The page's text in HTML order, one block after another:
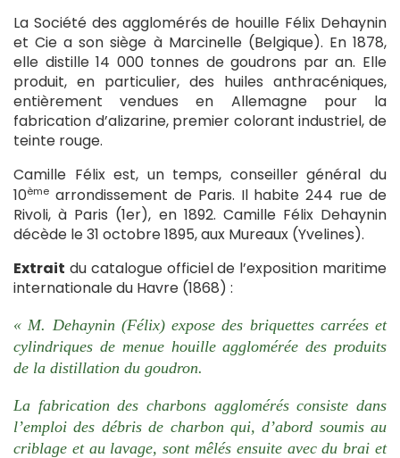
La Société des agglomérés de houille Félix Dehaynin
et Cie a son siège à Marcinelle (Belgique). En 1878,
elle distille 14 000 tonnes de goudrons par an. Elle
produit, en particulier, des huiles anthracéniques,
entièrement vendues en Allemagne pour la
fabrication d’alizarine, premier colorant industriel, de
teinte rouge.
Camille Félix est, un temps, conseiller général du
10ème arrondissement de Paris. Il habite 244 rue de
Rivoli, à Paris (1er), en 1892. Camille Félix Dehaynin
décède le 31 octobre 1895, aux Mureaux (Yvelines).
Extrait du catalogue officiel de l’exposition maritime
internationale du Havre (1868) :
« M. Dehaynin (Félix) expose des briquettes carrées et
cylindriques de menue houille agglomérée des produits
de la distillation du goudron.
La fabrication des charbons agglomérés consiste dans
l’emploi des débris de charbon qui, d’abord soumis au
criblage et au lavage, sont mêlés ensuite avec du brai et